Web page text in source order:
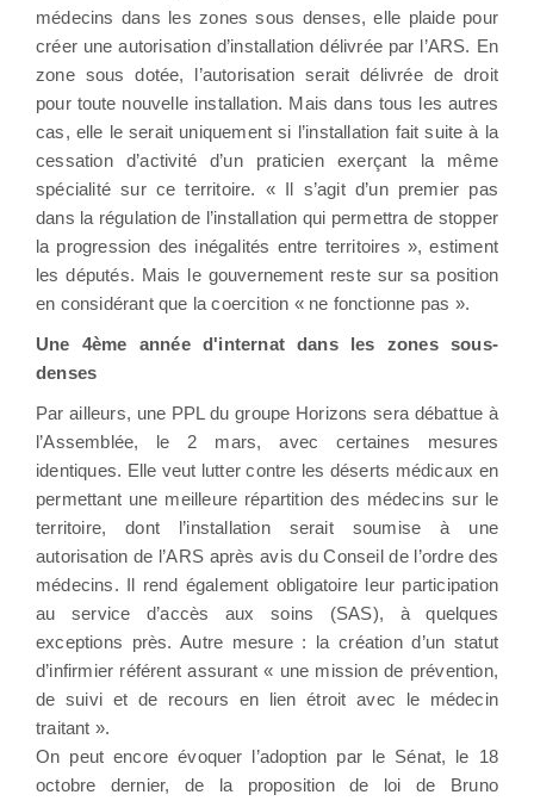
médecins dans les zones sous denses, elle plaide pour
créer une autorisation d’installation délivrée par l’ARS. En
zone sous dotée, l’autorisation serait délivrée de droit
pour toute nouvelle installation. Mais dans tous les autres
cas, elle le serait uniquement si l’installation fait suite à la
cessation d’activité d’un praticien exerçant la même
spécialité sur ce territoire. « Il s’agit d’un premier pas
dans la régulation de l’installation qui permettra de stopper
la progression des inégalités entre territoires », estiment
les députés. Mais le gouvernement reste sur sa position
en considérant que la coercition « ne fonctionne pas ».
Une 4ème année d'internat dans les zones sous-
denses
Par ailleurs, une PPL du groupe Horizons sera débattue à
l’Assemblée, le 2 mars, avec certaines mesures
identiques. Elle veut lutter contre les déserts médicaux en
permettant une meilleure répartition des médecins sur le
territoire, dont l’installation serait soumise à une
autorisation de l’ARS après avis du Conseil de l’ordre des
médecins. Il rend également obligatoire leur participation
au service d’accès aux soins (SAS), à quelques
exceptions près. Autre mesure : la création d’un statut
d’infirmier référent assurant « une mission de prévention,
de suivi et de recours en lien étroit avec le médecin
traitant ».
On peut encore évoquer l’adoption par le Sénat, le 18
octobre dernier, de la proposition de loi de Bruno